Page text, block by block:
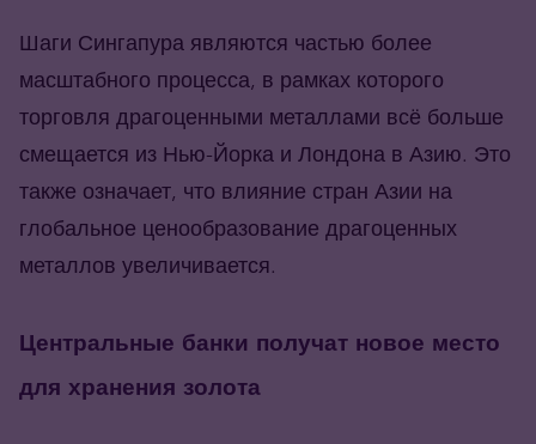
Шаги Сингапура являются частью более
масштабного процесса, в рамках которого
торговля драгоценными металлами всё больше
смещается из Нью-Йорка и Лондона в Азию. Это
также означает, что влияние стран Азии на
глобальное ценообразование драгоценных
металлов увеличивается.
Центральные банки получат новое место
для хранения золота